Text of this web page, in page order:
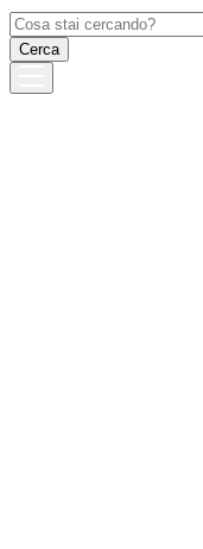
Ricerca
per: